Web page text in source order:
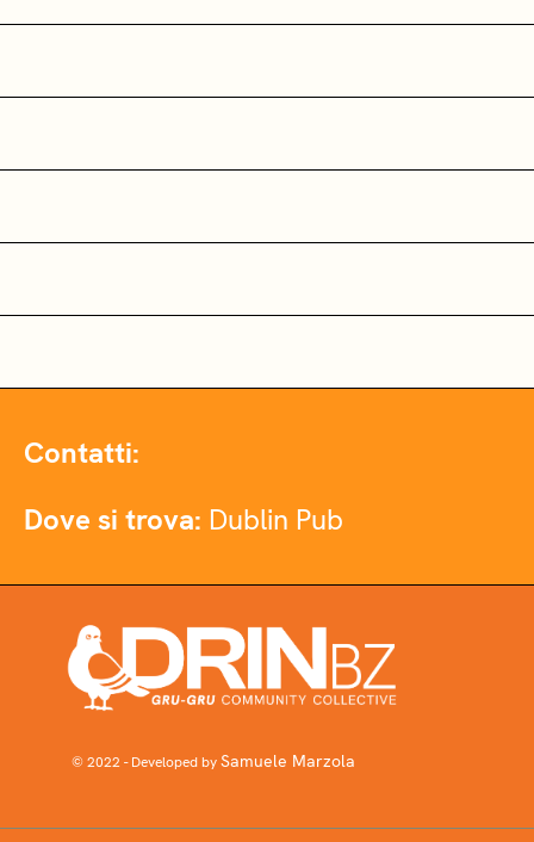
Contatti:
Dove si trova: Dublin Pub
© 2022 - Developed bySamuele Marzola